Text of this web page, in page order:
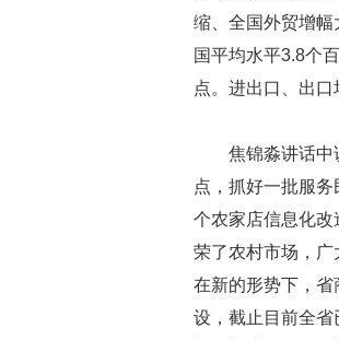
缩、全国外贸增
国平均水平3.8个
点。进出口、出
焦锦淼讲话中
点，抓好一批服
个农家店信息化
荣了农村市场，广
在新的形势下，
设，截止目前全